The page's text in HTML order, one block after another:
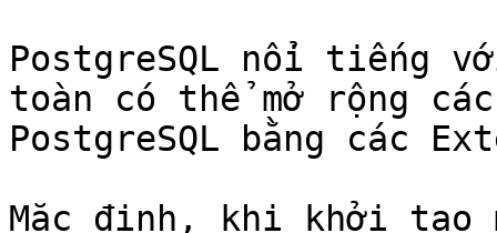
PostgreSQL nổi tiếng
toàn có thể mở rộng
PostgreSQL bằng các
Mặc định, khi khởi tạo